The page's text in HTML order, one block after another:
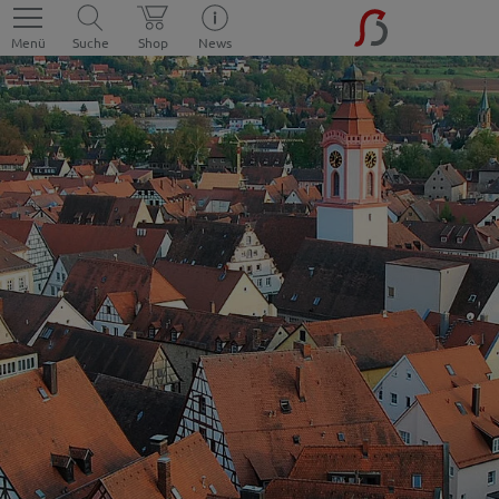
Menü Suche Shop News